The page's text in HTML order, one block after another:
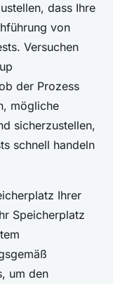
dass Ihre
von
Versuchen
der Prozess
mögliche
sicherzustellen,
schnell handeln
Ihrer
Speicherplatz
um den